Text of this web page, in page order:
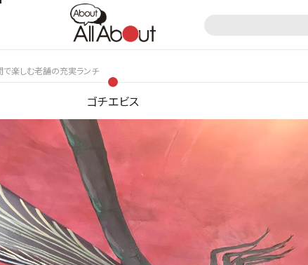
で楽しむ老舗の充実ランチ
ゴチエビス